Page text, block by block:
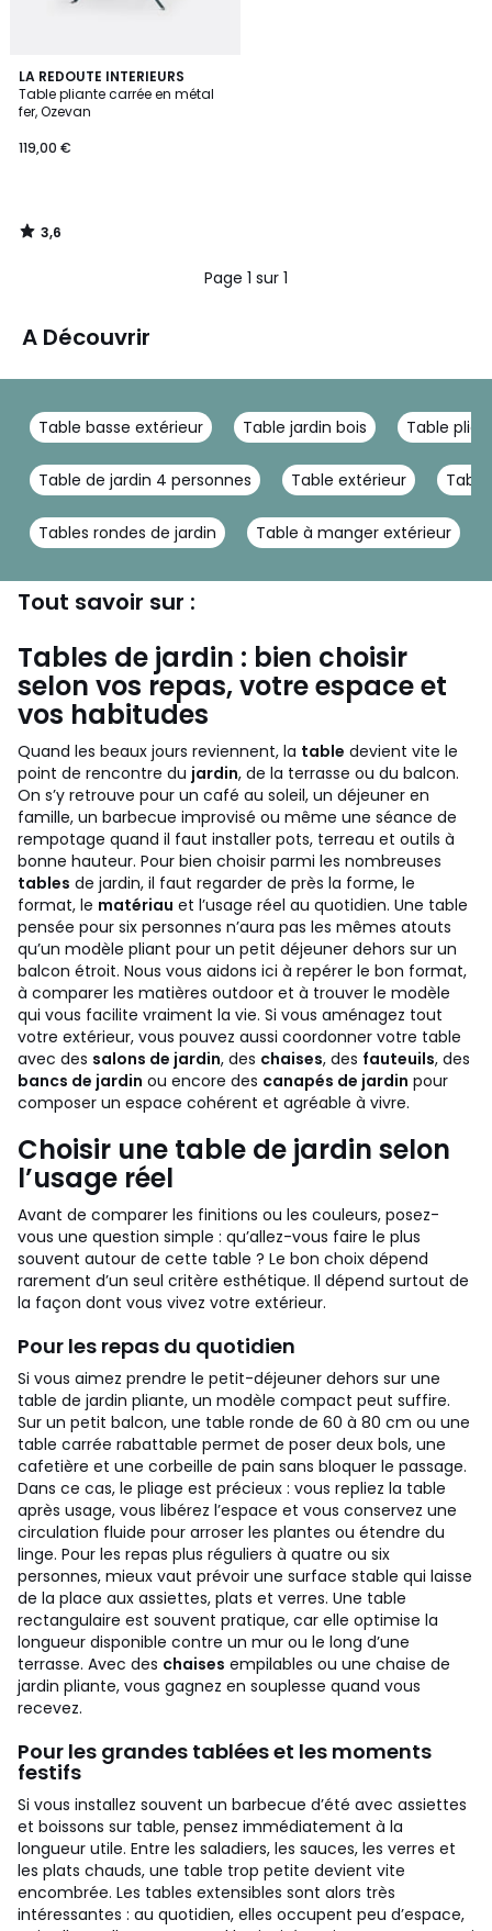
LA REDOUTE INTERIEURS
Table pliante carrée en métal
fer, Ozevan
119,00 €
3,6
/ 5
3,6
/
Page 1 sur 1
A Découvrir
Table basse extérieur Table jardin bois Table
Table de jardin 4 personnes Table extérieur
Tables rondes de jardin Table à manger extérieur
Tout savoir sur :
Tables de jardin : bien choisir
selon vos repas, votre espace et
vos habitudes
Quand les beaux jours reviennent, la table devient vite le
point de rencontre du jardin, de la terrasse ou du balcon.
On s’y retrouve pour un café au soleil, un déjeuner en
famille, un barbecue improvisé ou même une séance de
rempotage quand il faut installer pots, terreau et outils à
bonne hauteur. Pour bien choisir parmi les nombreuses
tables de jardin, il faut regarder de près la forme, le
format, le matériau et l’usage réel au quotidien. Une table
pensée pour six personnes n’aura pas les mêmes atouts
qu’un modèle pliant pour un petit déjeuner dehors sur un
balcon étroit. Nous vous aidons ici à repérer le bon format,
à comparer les matières outdoor et à trouver le modèle
qui vous facilite vraiment la vie. Si vous aménagez tout
votre extérieur, vous pouvez aussi coordonner votre table
avec des salons de jardin, des chaises, des fauteuils, des
bancs de jardin ou encore des canapés de jardin pour
composer un espace cohérent et agréable à vivre.
Choisir une table de jardin selon
l’usage réel
Avant de comparer les finitions ou les couleurs, posez-
vous une question simple : qu’allez-vous faire le plus
souvent autour de cette table ? Le bon choix dépend
rarement d’un seul critère esthétique. Il dépend surtout de
la façon dont vous vivez votre extérieur.
Pour les repas du quotidien
Si vous aimez prendre le petit-déjeuner dehors sur une
table de jardin pliante, un modèle compact peut suffire.
Sur un petit balcon, une table ronde de 60 à 80 cm ou une
table carrée rabattable permet de poser deux bols, une
cafetière et une corbeille de pain sans bloquer le passage.
Dans ce cas, le pliage est précieux : vous repliez la table
après usage, vous libérez l’espace et vous conservez une
circulation fluide pour arroser les plantes ou étendre du
linge. Pour les repas plus réguliers à quatre ou six
personnes, mieux vaut prévoir une surface stable qui laisse
de la place aux assiettes, plats et verres. Une table
rectangulaire est souvent pratique, car elle optimise la
longueur disponible contre un mur ou le long d’une
terrasse. Avec des chaises empilables ou une chaise de
jardin pliante, vous gagnez en souplesse quand vous
recevez.
Pour les grandes tablées et les moments
festifs
Si vous installez souvent un barbecue d’été avec assiettes
et boissons sur table, pensez immédiatement à la
longueur utile. Entre les saladiers, les sauces, les verres et
les plats chauds, une table trop petite devient vite
encombrée. Les tables extensibles sont alors très
intéressantes : au quotidien, elles occupent peu d’espace,